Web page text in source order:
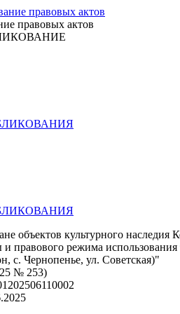
правовых актов
объектов культурного
правового режима использования
с. Чернопенье, ул. Советская)"
№ 253)